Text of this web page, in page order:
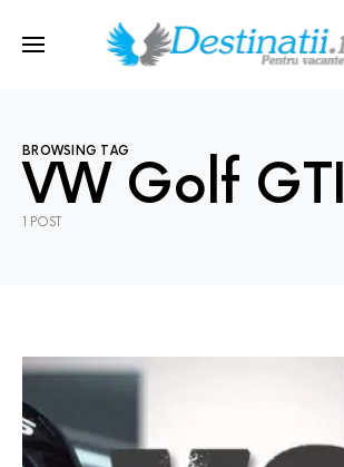
BROWSING TAG
VW Golf GTI
1 POST